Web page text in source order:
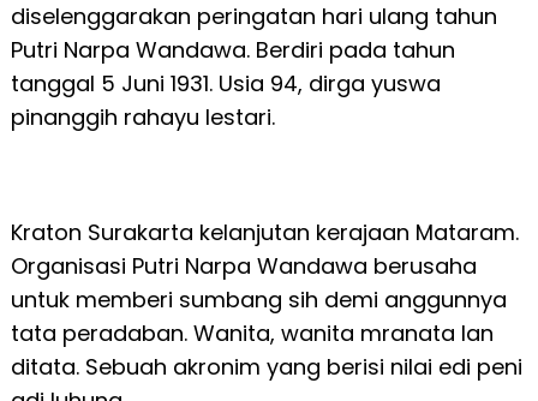
diselenggarakan peringatan hari ulang tahun
Putri Narpa Wandawa. Berdiri pada tahun
tanggal 5 Juni 1931. Usia 94, dirga yuswa
pinanggih rahayu lestari.
Kraton Surakarta kelanjutan kerajaan Mataram.
Organisasi Putri Narpa Wandawa berusaha
untuk memberi sumbang sih demi anggunnya
tata peradaban. Wanita, wanita mranata lan
ditata. Sebuah akronim yang berisi nilai edi peni